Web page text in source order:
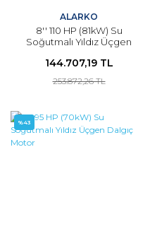
ALARKO
8'' 110 HP (81kW) Su
Soğutmalı Yıldız Üçgen
144.707,19 TL
253.872,26 TL
%43